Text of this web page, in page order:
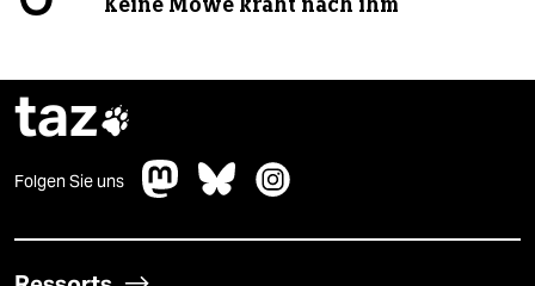
taz
Folgen Sie uns